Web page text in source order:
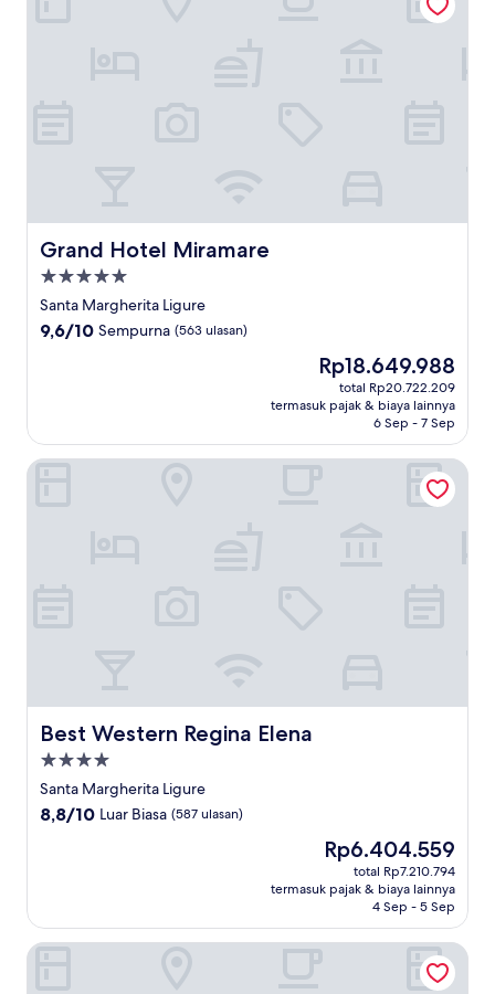
Grand Hotel Miramare
Grand Hotel Miramare
Properti
bintang
5.0
Santa Margherita Ligure
9.6
9,6/10 Sempurna (563 ulasan)
Harga
sekarang
Rp18.649.988
Rp18.649.988
total Rp20.722.209
termasuk pajak & biaya lainnya
6 Sep - 7 Sep
Best Western Regina Elena
Best Western Regina Elena
Properti
bintang
4.0
Santa Margherita Ligure
8.8
ulasan)
8,8/10 Luar Biasa (587 ulasan)
Harga
sekarang
Rp6.404.559
Rp6.404.559
total Rp7.210.794
termasuk pajak & biaya lainnya
4 Sep - 5 Sep
Best Western Regina Elena
Hotel Miramare